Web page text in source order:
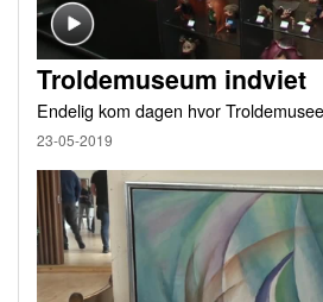
Troldemuseum indviet
Endelig kom dagen hvor
23-05-2019